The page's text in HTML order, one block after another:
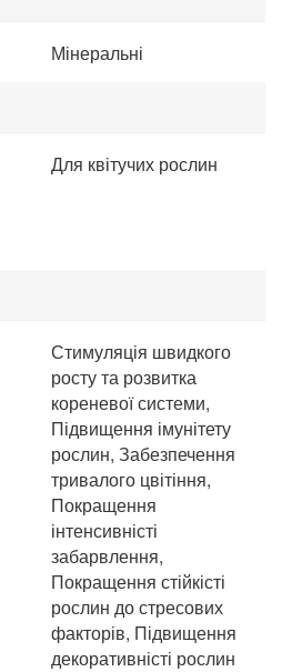
Мінеральні
Для квітучих рослин
Стимуляція швидкого
росту та розвитка
кореневої системи,
Підвищення імунітету
рослин, Забезпечення
тривалого цвітіння,
Покращення
інтенсивністі
забарвлення,
Покращення стійкісті
рослин до стресових
факторів, Підвищення
декоративністі рослин